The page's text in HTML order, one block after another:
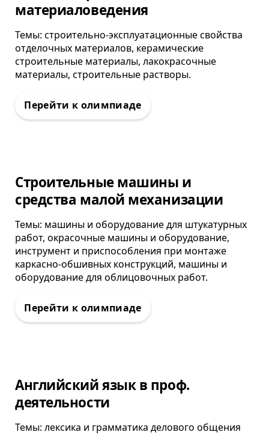
материаловедения
Темы: строительно-эксплуатационные свойства
отделочных материалов, керамические
строительные материалы, лакокрасочные
материалы, строительные растворы.
Олимпиада
Строительные машины и
средства малой механизации
Темы: машины и оборудование для штукатурных
работ, окрасочные машины и оборудование,
инструмент и приспособления при монтаже
каркасно-обшивных конструкций, машины и
оборудование для облицовочных работ.
Олимпиада
Английский язык в проф.
деятельности
Темы: лексика и грамматика делового общения